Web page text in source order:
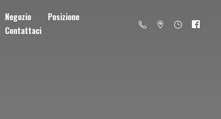
Negozio
Posizione
Contattaci